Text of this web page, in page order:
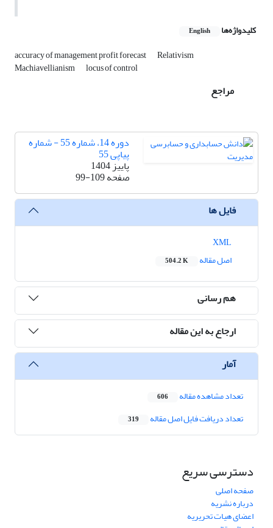
کلیدواژه‌ها English
accuracy of management profit forecast Relativism
Machiavellianism locus of control
مراجع
دوره 14، شماره 55 - شماره
پیاپی 55
پاییز 1404
صفحه99-109
فایل ها
اصل مقاله
504.2 K
هم رسانی
ارجاع به این مقاله
آمار
تعداد مشاهده مقاله 606
تعداد دریافت فایل اصل مقاله 319
دسترسی سریع
صفحه اصلی
درباره نشریه
اعضای هیات تحریریه